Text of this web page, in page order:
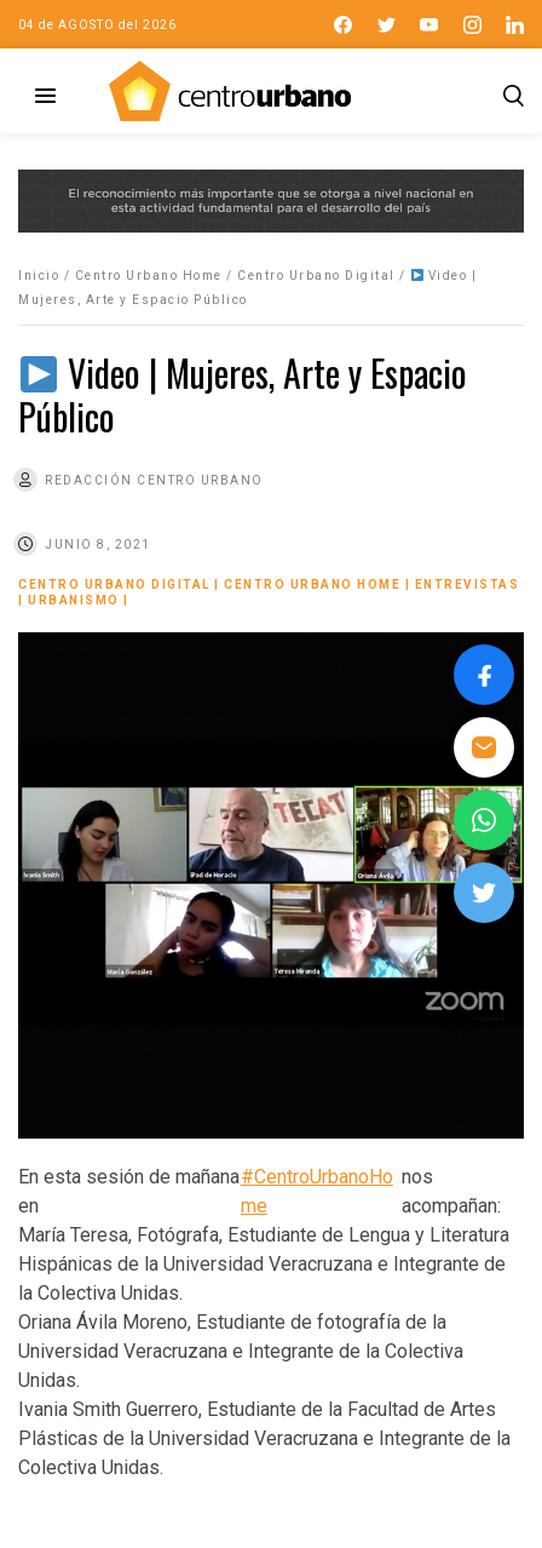
04 de AGOSTO del 2026
Inicio / Centro Urbano Home / Centro Urbano Digital /
Video |
Mujeres, Arte y Espacio Público
Video | Mujeres, Arte y Espacio
Público
REDACCIÓN CENTRO URBANO
JUNIO 8, 2021
CENTRO URBANO DIGITAL CENTRO URBANO HOME
ENTREVISTAS
URBANISMO
En esta sesión de mañana
en
#CentroUrbanoHo
me
nos
acompañan:
María Teresa, Fotógrafa, Estudiante de Lengua y Literatura
Hispánicas de la Universidad Veracruzana e Integrante de
la Colectiva Unidas.
Oriana Ávila Moreno, Estudiante de fotografía de la
Universidad Veracruzana e Integrante de la Colectiva
Unidas.
Ivania Smith Guerrero, Estudiante de la Facultad de Artes
Plásticas de la Universidad Veracruzana e Integrante de la
Colectiva Unidas.